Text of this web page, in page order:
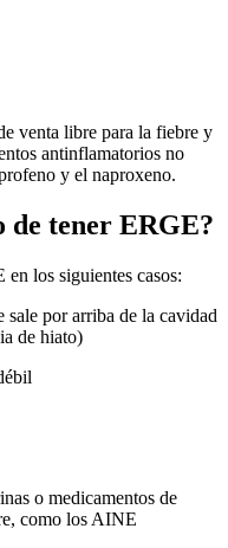
venta libre para la fiebre y
antinflamatorios no
y el naproxeno.
de tener ERGE?
los siguientes casos:
sale por arriba de la cavidad
de hiato)
o medicamentos de
como los AINE